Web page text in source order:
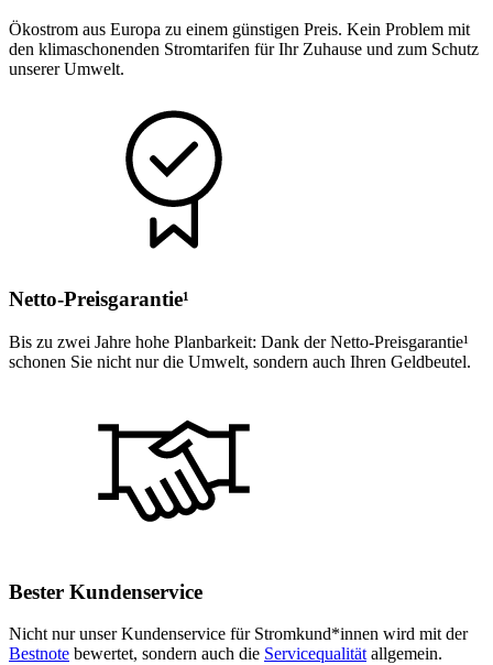
Ökostrom aus Europa zu einem günstigen Preis. Kein Problem mit
den klimaschonenden Stromtarifen für Ihr Zuhause und zum Schutz
unserer Umwelt.
Netto-Preisgarantie¹
Bis zu zwei Jahre hohe Planbarkeit: Dank der Netto-Preisgarantie¹
schonen Sie nicht nur die Umwelt, sondern auch Ihren Geldbeutel.
Bester Kundenservice
Nicht nur unser Kundenservice für Stromkund*innen wird mit der
Bestnote bewertet, sondern auch die Servicequalität allgemein.